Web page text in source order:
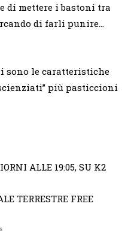
di mettere i bastoni tra
di farli punire…
sono le caratteristiche
più pasticcioni
ALLE 19:05, SU K2
TERRESTRE FREE